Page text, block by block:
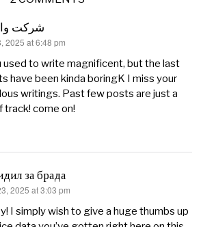
شرکت
2025 at 6:48 pm
used to write magnificent, but the last
have been kinda boringK I miss your
writings. Past few posts are just a
track! come on!
за брада
2025 at 3:03 pm
I simply wish to give a huge thumbs up